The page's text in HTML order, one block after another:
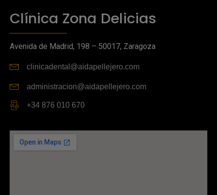
Clínica Zona Delicias
Avenida de Madrid, 198 – 50017, Zaragoza
clinicadental@aidapellejero.com
administracion@aidapellejero.com
+34 876 010 670